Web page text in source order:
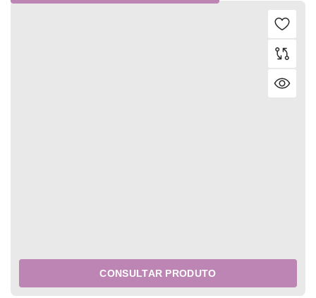
CONSULTAR PRODUTO